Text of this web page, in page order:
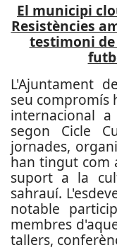
El municipi
Resistències
testimoni
L'Ajuntament
seu compromís
internacional
segon Cicle
jornades,
han tingut com
suport a la
sahrauí.
notable
membres
tallers,